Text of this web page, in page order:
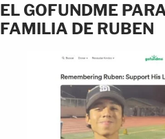
EL GOFUNDME
FAMILIA DE RUBEN